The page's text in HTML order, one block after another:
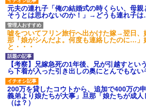
中途採用のAが部長から呼び出された。Aは
ていき、1時間後に号泣しながら出てきて…
「お前の父ちゃんは自宅警備員」とかからか
んでもない仕事に就いていた
【衝撃】ヤンキー女に「サせて」って言った
元夫の連れ子「俺の結婚式の時くらい、母親
そうとは思わないのか！」→どうも連れ子
嘘をついてフリン旅行へ出かけた嫁→翌日、
那「娘がシんだよ。何度も連絡したのに…
と・・・
【考察】兄嫁急死の1年後、兄が引越すとい
ら下着が入った引き出しの奥にとんでもない
200万を貸したコウトから、追加で400万の
義弟より娘たちが大事」旦那「娘たちが成
（は？）